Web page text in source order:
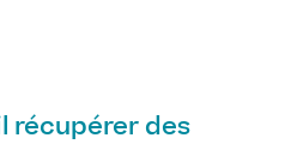
récupérer des